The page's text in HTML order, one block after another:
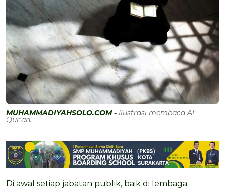
MUHAMMADIYAHSOLO.COM - Ilustrasi membaca Al-
Qur'an.
Di awal setiap jabatan publik, baik di lembaga